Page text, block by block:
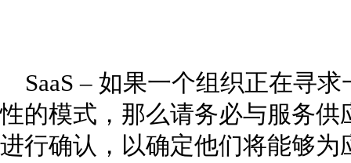
SaaS – 如果一个组织正在寻
性的模式，那么请务必与服务供
进行确认，以确定他们将能够